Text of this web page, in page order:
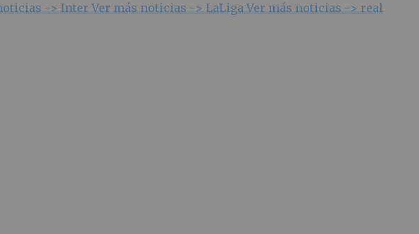
-> Inter Ver más noticias -> LaLiga Ver más noticias -> real